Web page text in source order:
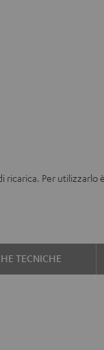
Per utilizzarlo
TECNICHE